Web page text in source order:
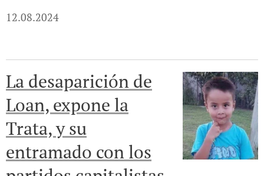
12.08.2024
La desaparición de
Loan, expone la
Trata, y su
entramado con los